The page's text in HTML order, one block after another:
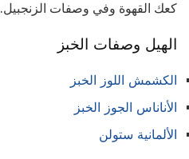
كعك القهوة وفي وصفات الزنجبيل.
الهيل وصفات الخبز
الكشمش اللوز الخبز
الأناناس الجوز الخبز
الألمانية ستولن